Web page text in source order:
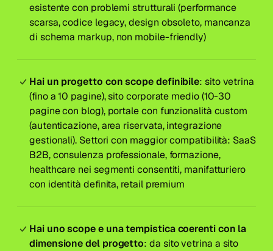
esistente con problemi strutturali (performance
scarsa, codice legacy, design obsoleto, mancanza
di schema markup, non mobile-friendly)
Hai un progetto con scope definibile: sito vetrina
(fino a 10 pagine), sito corporate medio (10-30
pagine con blog), portale con funzionalità custom
(autenticazione, area riservata, integrazione
gestionali). Settori con maggior compatibilità: SaaS
B2B, consulenza professionale, formazione,
healthcare nei segmenti consentiti, manifatturiero
con identità definita, retail premium
Hai uno scope e una tempistica coerenti con la
dimensione del progetto: da sito vetrina a sito